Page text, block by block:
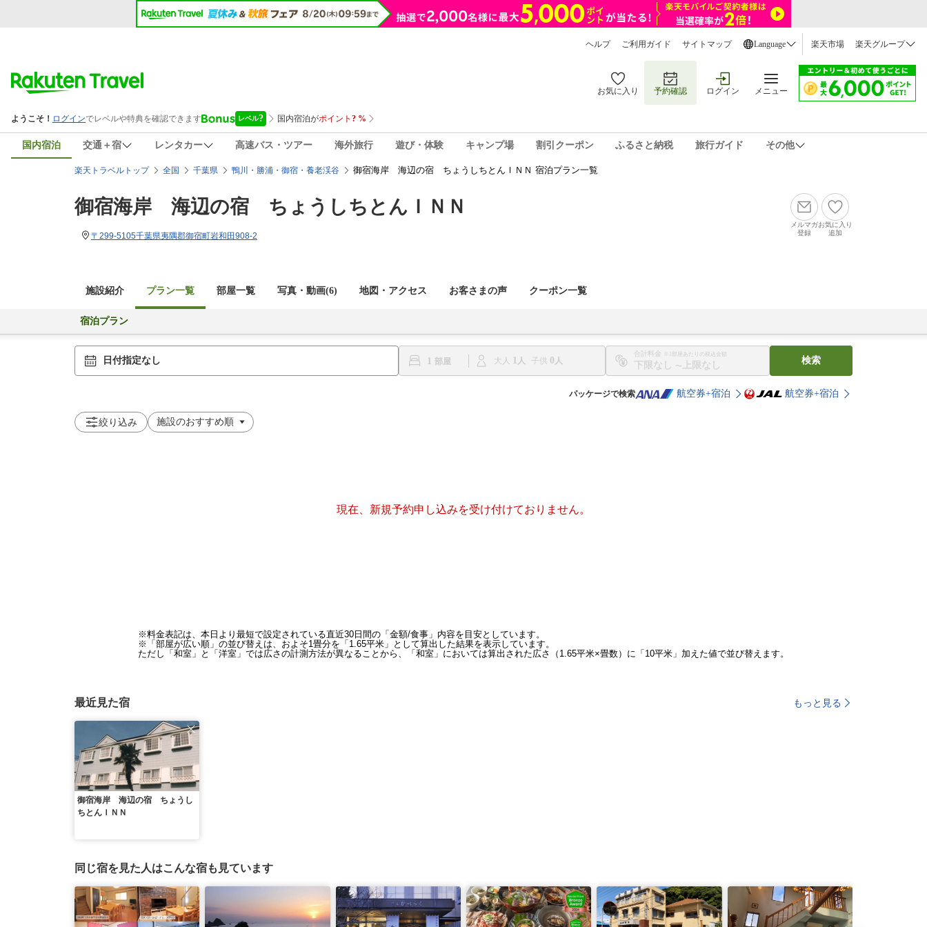
ヘルプ ご利用ガイド サイトマップ Language 楽天市場 楽天グループ
お気に入り 予約確認 ログイン メニュー
国内宿泊 交通＋宿 レンタカー 高速バス・ツアー 海外旅行 遊び・体験 キャンプ場 割引クーポン ふるさと納税 旅行ガイド その他
楽天トラベルトップ 全国 千葉県 鴨川・勝浦・御宿・養老渓谷 御宿海岸 海辺の宿 ちょうしちとんＩＮＮ 宿泊プラン一覧
御宿海岸 海辺の宿 ちょうしちとんＩＮＮ
〒299-5105千葉県夷隅郡御宿町岩和田908-2
メルマガ
登録
お気に入り
追加
施設紹介 プラン一覧 部屋一覧 写真・動画(6) 地図・アクセス お客さまの声 クーポン一覧
宿泊プラン
日付指定なし 1 大人 1 子供 0
合計料金 ※1部屋あたりの税込金額
〜
検索
パッケージで検索 航空券+宿泊 航空券+宿泊
絞り込み
現在、新規予約申し込みを受け付けておりません。
※料金表記は、本日より最短で設定されている直近30日間の「金額/食事」内容を目安としています。
※「部屋が広い順」の並び替えは、およそ1畳分を「1.65平米」として算出した結果を表示しています。
ただし「和室」と「洋室」では広さの計測方法が異なることから、「和室」においては算出された広さ（1.65平米×畳数）に「10平米」加えた値で並び替えます。
最近見た宿 もっと見る
御宿海岸 海辺の宿 ちょうし
ちとんＩＮＮ
同じ宿を見た人はこんな宿も見ています